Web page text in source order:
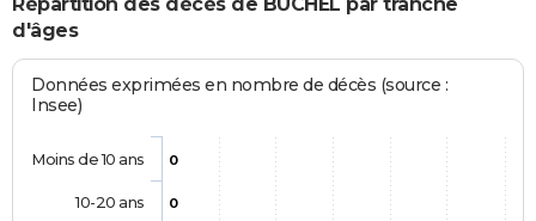
d'âges
Données exprimées en nombre de décès (source :
Insee)
0
0
Moins de 10 ans
10-20 ans